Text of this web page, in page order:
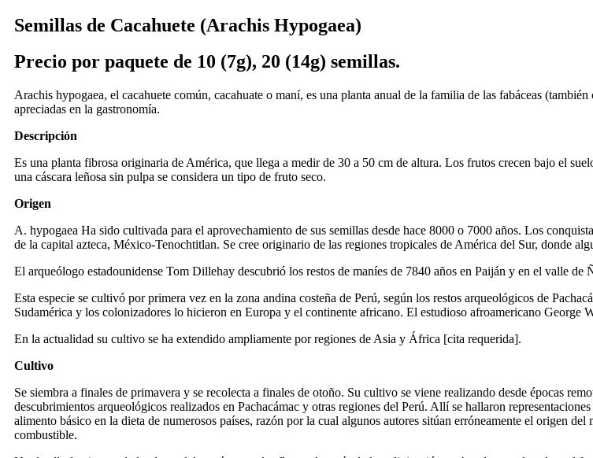
Semillas de Cacahuete (Arachis Hypogaea)
Precio por paquete de 10 (7g), 20 (14g) semillas.
Arachis hypogaea, el cacahuete común, cacahuate o maní, es una planta anual de la familia de las fabáceas
apreciadas en la gastronomía.
Descripción
Es una planta fibrosa originaria de América, que llega a medir de 30 a 50 cm de altura. Los frutos crecen bajo el
una cáscara leñosa sin pulpa se considera un tipo de fruto seco.
Origen
A. hypogaea Ha sido cultivada para el aprovechamiento de sus semillas desde hace 8000 o 7000 años. Los
de la capital azteca, México-Tenochtitlan. Se cree originario de las regiones tropicales de América del Sur, donde
El arqueólogo estadounidense Tom Dillehay descubrió los restos de maníes de 7840 años en Paiján y en el valle de
Esta especie se cultivó por primera vez en la zona andina costeña de Perú, según los restos arqueológicos de
Sudamérica y los colonizadores lo hicieron en Europa y el continente africano. El estudioso afroamericano George
En la actualidad su cultivo se ha extendido ampliamente por regiones de Asia y África [cita requerida].
Cultivo
Se siembra a finales de primavera y se recolecta a finales de otoño. Su cultivo se viene realizando desde épocas
descubrimientos arqueológicos realizados en Pachacámac y otras regiones del Perú. Allí se hallaron
alimento básico en la dieta de numerosos países, razón por la cual algunos autores sitúan erróneamente el origen
combustible.